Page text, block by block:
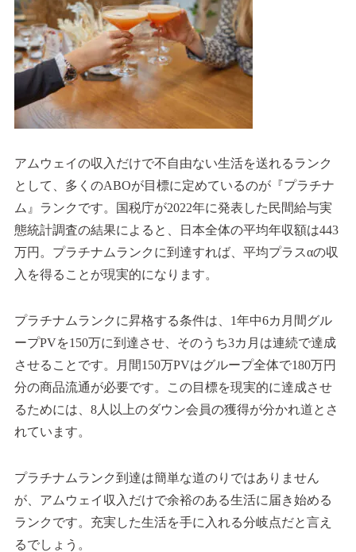
アムウェイの収入だけで不自由ない生活を送れるランク
として、多くのABOが目標に定めているのが『プラチナ
ム』ランクです。国税庁が2022年に発表した民間給与実
態統計調査の結果によると、日本全体の平均年収額は443
万円。プラチナムランクに到達すれば、平均プラスαの収
入を得ることが現実的になります。
プラチナムランクに昇格する条件は、1年中6カ月間グル
ープPVを150万に到達させ、そのうち3カ月は連続で達成
させることです。月間150万PVはグループ全体で180万円
分の商品流通が必要です。この目標を現実的に達成させ
るためには、8人以上のダウン会員の獲得が分かれ道とさ
れています。
プラチナムランク到達は簡単な道のりではありません
が、アムウェイ収入だけで余裕のある生活に届き始める
ランクです。充実した生活を手に入れる分岐点だと言え
るでしょう。